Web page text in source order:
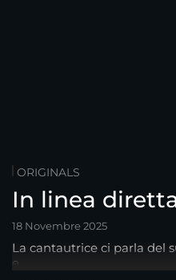
ORIGINALS
In linea
18 Novembre 2025
La cantautrice ci parla del
e…